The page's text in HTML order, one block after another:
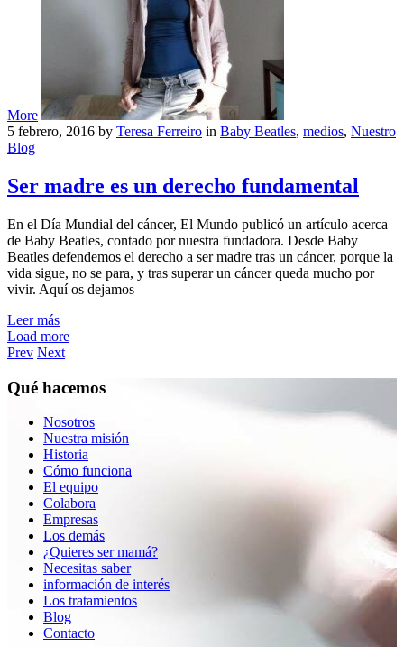
More
5 febrero, 2016 by Teresa Ferreiro in Baby Beatles, medios, Nuestro
Blog
Ser madre es un derecho fundamental
En el Día Mundial del cáncer, El Mundo publicó un artículo acerca
de Baby Beatles, contado por nuestra fundadora. Desde Baby
Beatles defendemos el derecho a ser madre tras un cáncer, porque la
vida sigue, no se para, y tras superar un cáncer queda mucho por
vivir. Aquí os dejamos
Leer más
Load more
Prev Next
Qué hacemos
Nosotros
Nuestra misión
Historia
Cómo funciona
El equipo
Colabora
Empresas
Los demás
¿Quieres ser mamá?
Necesitas saber
información de interés
Los tratamientos
Blog
Contacto